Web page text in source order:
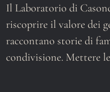
Il Laboratorio di
riscoprire il valore dei
raccontano storie di
condivisione. Mettere